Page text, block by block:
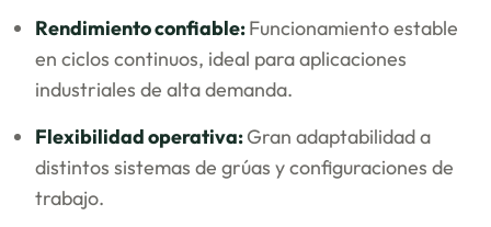
Rendimiento confiable:Funcionamiento estable
en ciclos continuos, ideal para aplicaciones
industriales de alta demanda.
Flexibilidad operativa:Gran adaptabilidad a
distintos sistemas de grúas y configuraciones de
trabajo.